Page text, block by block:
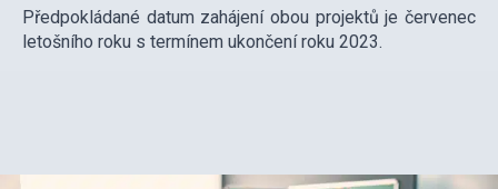
Předpokládané datum zahájení obou projektů je červenec
letošního roku s termínem ukončení roku 2023.